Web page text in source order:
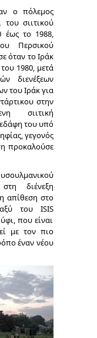
ο πόλεμος
του σιιτικού
έως το 1988,
Περσικού
όταν το Ιράκ
1980, μετά
διενέξεων
του Ιράκ για
στην
σιιτική
του υπό
γεγονός
προκαλούσε
διένεξη
απίθεση στο
του ISIS
που είναι
με τον πιο
έναν νέου